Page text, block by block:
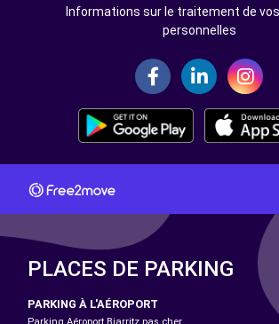
Informations sur le traitement de
personnelles
PLACES DE PARKING
PARKING À L'AÉROPORT
Parking Aéroport Biarritz pas cher